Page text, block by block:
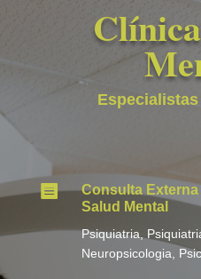

Consulta
Salud Mental
Psiquiatria,
Neuropsicologia,